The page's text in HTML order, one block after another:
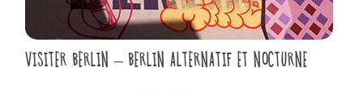
VISITER BERLIN – BERLIN ALTERNATIF ET NOCTURNE